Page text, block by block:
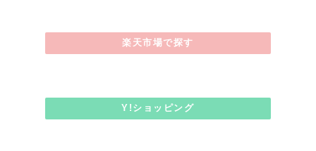
楽天市場で探す
Y!ショッピング